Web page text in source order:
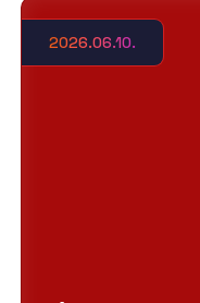
2026.06.10.